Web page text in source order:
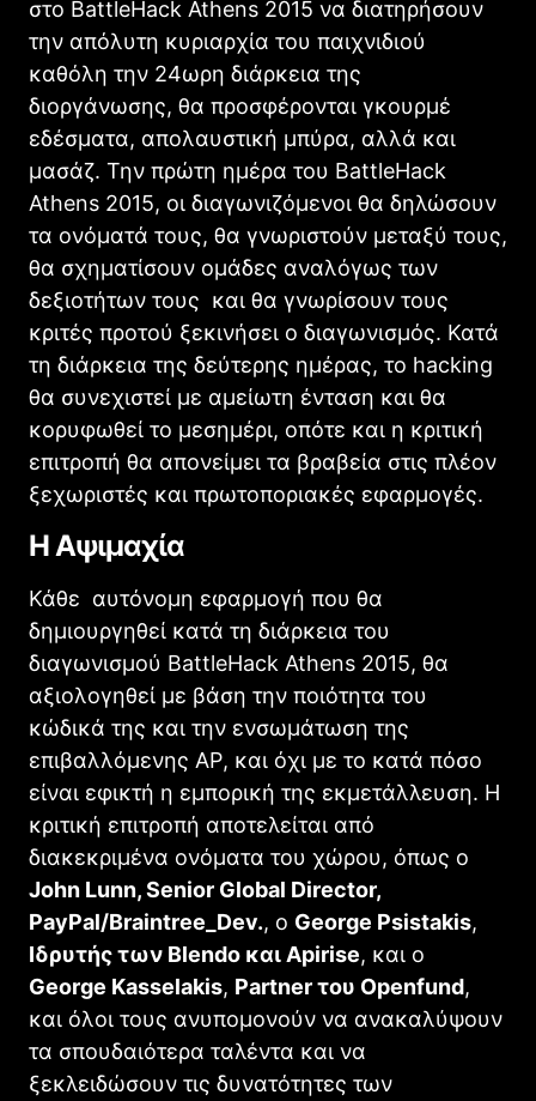
στο BattleHack Athens 2015 να διατηρήσουν
την απόλυτη κυριαρχία του παιχνιδιού
καθόλη την 24ωρη διάρκεια της
διοργάνωσης, θα προσφέρονται γκουρμέ
εδέσματα, απολαυστική μπύρα, αλλά και
μασάζ. Την πρώτη ημέρα του BattleHack
Athens 2015, οι διαγωνιζόμενοι θα δηλώσουν
τα ονόματά τους, θα γνωριστούν μεταξύ τους,
θα σχηματίσουν ομάδες αναλόγως των
δεξιοτήτων τους και θα γνωρίσουν τους
κριτές προτού ξεκινήσει ο διαγωνισμός. Κατά
τη διάρκεια της δεύτερης ημέρας, το hacking
θα συνεχιστεί με αμείωτη ένταση και θα
κορυφωθεί το μεσημέρι, οπότε και η κριτική
επιτροπή θα απονείμει τα βραβεία στις πλέον
ξεχωριστές και πρωτοποριακές εφαρμογές.
Η Αψιμαχία
Κάθε αυτόνομη εφαρμογή που θα
δημιουργηθεί κατά τη διάρκεια του
διαγωνισμού BattleHack Athens 2015, θα
αξιολογηθεί με βάση την ποιότητα του
κώδικά της και την ενσωμάτωση της
επιβαλλόμενης AP, και όχι με το κατά πόσο
είναι εφικτή η εμπορική της εκμετάλλευση. Η
κριτική επιτροπή αποτελείται από
διακεκριμένα ονόματα του χώρου, όπως ο
John Lunn, Senior Global Director,
PayPal/Braintree_Dev., ο George Psistakis,
Ιδρυτής των Blendo και Apirise, και ο
George Kasselakis, Partnerτου Openfund,
και όλοι τους ανυπομονούν να ανακαλύψουν
τα σπουδαιότερα ταλέντα και να
ξεκλειδώσουν τις δυνατότητες των